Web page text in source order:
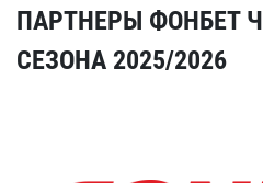
ПАРТНЕРЫ ФОНБЕТ
СЕЗОНА 2025/2026